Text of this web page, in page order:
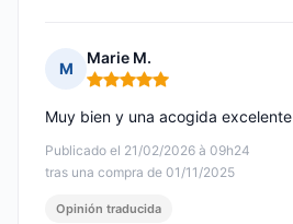
M
Marie M.
Nota: 5 de 5
Publicado el 21/02/2026 à 09h24
tras una compra de 01/11/2025
Muy bien y una acogida excelente
Opinión traducida